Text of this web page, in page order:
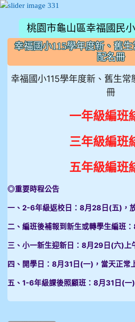
桃園市龜山區幸福國民
:::
幸福國小115學年度新、舊
配名冊
幸福國小115學年度新、舊生常
冊
一年級編班
三年級編班
五年級編班
◎重要時程公告
一、2-6年級返校日：8月28日(五)，
二、編班後補報到新生或轉學生編班
三、小一新生迎新日：8月29日(六)上
四、開學日：8月31日(一)，當天正常
五、1-6年級課後照顧班：8月31日(一)